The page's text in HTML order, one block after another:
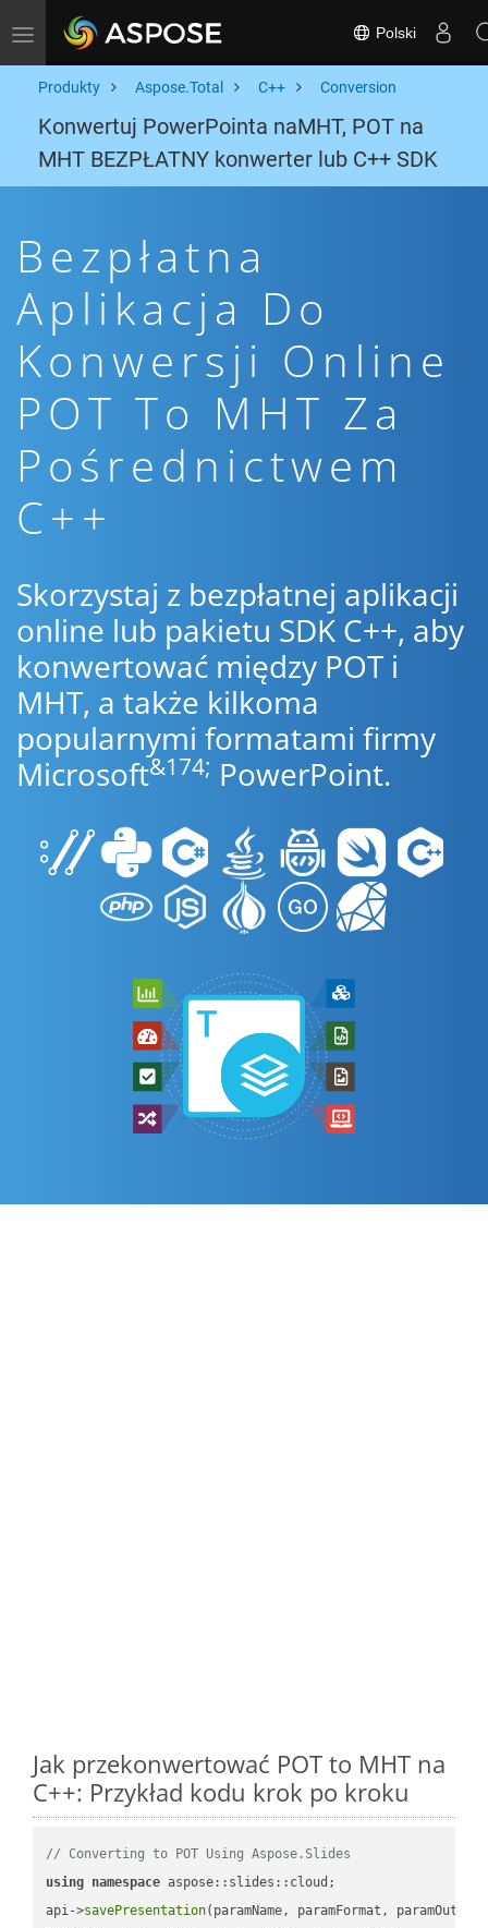
Toggle navigation Polski
Produkty Aspose.Total C++ Conversion
Konwertuj PowerPointa naMHT, POT na
MHT BEZPŁATNY konwerter lub C++ SDK
Bezpłatna
Aplikacja Do
Konwersji Online
POT To MHT Za
Pośrednictwem
C++
Skorzystaj z bezpłatnej aplikacji
online lub pakietu SDK C++, aby
konwertować między POT i
MHT, a także kilkoma
popularnymi formatami firmy
Microsoft&174; PowerPoint.
Jak przekonwertować POT to MHT na
C++: Przykład kodu krok po kroku
// Converting to POT Using Aspose.Slides
using namespace aspose::slides::cloud;
api->savePresentation(paramName, paramFormat,